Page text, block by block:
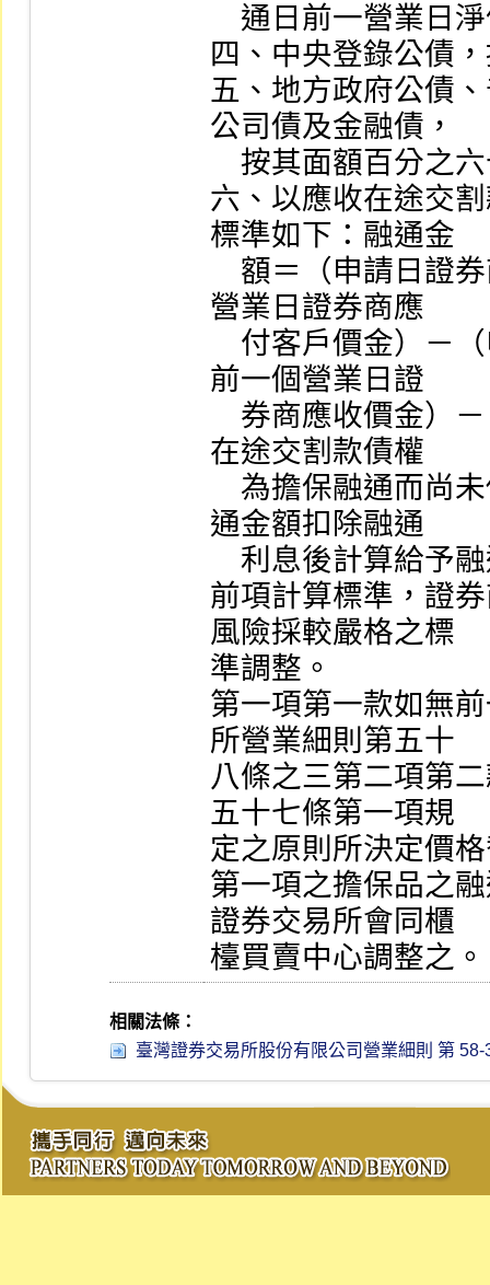
四、中央登錄公債
五、地方政府公債
公司債及金融債，
六、以應收在途交
標準如下：融通金
營業日證券商應
前一個營業日證
在途交割款債權
通金額扣除融通
前項計算標準，證
風險採較嚴格之標
準調整。
第一項第一款如無
所營業細則第五十
八條之三第二項第
五十七條第一項規
定之原則所決定價
第一項之擔保品之
證券交易所會同櫃
檯買賣中心調整之。
相關法條：
臺灣證券交易所股份有限公司營業細則 第 58-